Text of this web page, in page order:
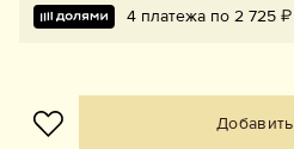
4 платежа по 2 725 ₽